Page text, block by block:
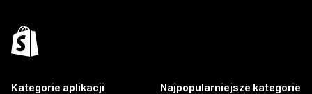
Kategorie aplikacji Najpopularniejsze kategorie